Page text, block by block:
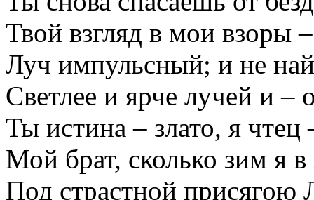
Твой взгляд в мои взоры
Луч импульсный; и не
Светлее и ярче лучей и –
Ты истина – злато, я чтец
Мой брат, сколько зим я
Под страстной